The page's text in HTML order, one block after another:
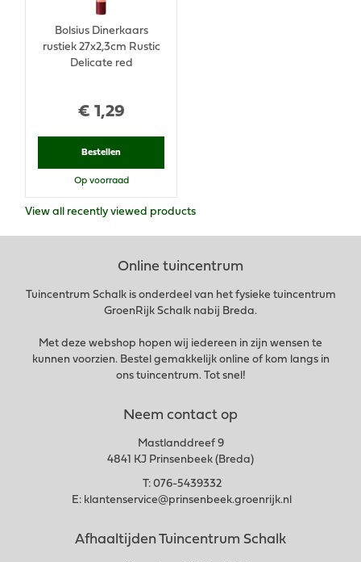
€ 1 ,29
Bolsius Dinerkaars
rustiek 27x2,3cm Rustic
Delicate red
Bestellen
Op voorraad
View all recently viewed products
Online tuincentrum
Tuincentrum Schalk is onderdeel van het fysieke tuincentrum
GroenRijk Schalk nabij Breda.
Met deze webshop hopen wij iedereen in zijn wensen te
kunnen voorzien. Bestel gemakkelijk online of kom langs in
ons tuincentrum. Tot snel!
Neem contact op
Mastlanddreef 9
4841 KJ Prinsenbeek (Breda)
T: 076-5439332
E: klantenservice@prinsenbeek.groenrijk.nl
Afhaaltijden Tuincentrum Schalk